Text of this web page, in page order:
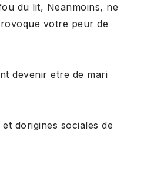
du lit, Neanmoins, ne
votre peur de
devenir etre de mari
dorigines sociales de